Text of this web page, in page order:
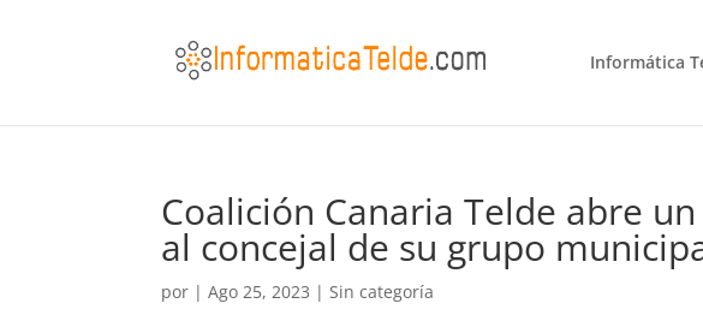
Informática
Coalición Canaria Telde abre
al concejal de su grupo
por |Ago 25, 2023 |Sin categoría